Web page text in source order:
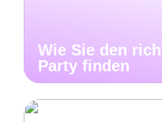
Wie Sie den
Party finden